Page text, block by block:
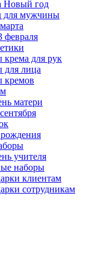
Новый год
для мужчины
февраля
для рук
для лица
кремов
матери
учителя
наборы
клиентам
сотрудникам